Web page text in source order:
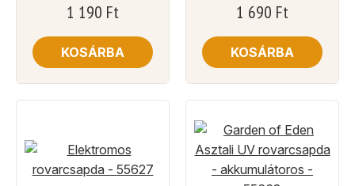
1 190 Ft
KOSÁRBA
1 690 Ft
KOSÁRBA